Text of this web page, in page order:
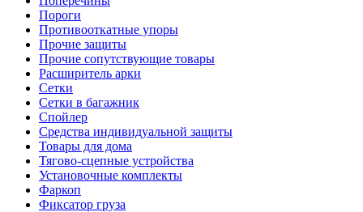
Пороги
Противооткатные упоры
Прочие защиты
Прочие сопутствующие товары
Расширитель арки
Сетки
Сетки в багажник
Спойлер
Средства индивидуальной защиты
Товары для дома
Тягово-сцепные устройства
Установочные комплекты
Фаркоп
Фиксатор груза